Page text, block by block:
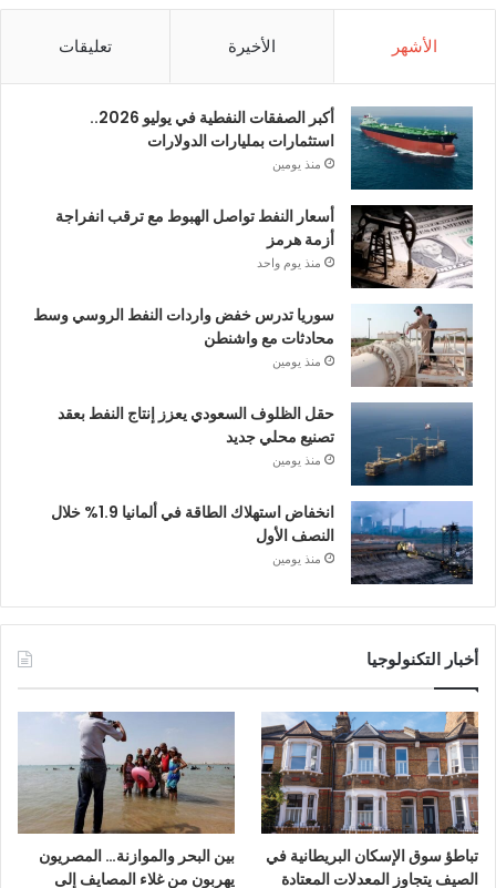
الأشهر الأخيرة تعليقات
أكبر الصفقات النفطية في يوليو 2026..
استثمارات بمليارات الدولارات
منذ يومين
أسعار النفط تواصل الهبوط مع ترقب انفراجة
أزمة هرمز
منذ يوم واحد
سوريا تدرس خفض واردات النفط الروسي وسط
محادثات مع واشنطن
منذ يومين
حقل الظلوف السعودي يعزز إنتاج النفط بعقد
تصنيع محلي جديد
منذ يومين
انخفاض استهلاك الطاقة في ألمانيا 1.9% خلال
النصف الأول
منذ يومين
أخبار التكنولوجيا
تباطؤ سوق الإسكان البريطانية في
الصيف يتجاوز المعدلات المعتادة
بين البحر والموازنة… المصريون
يهربون من غلاء المصايف إلى